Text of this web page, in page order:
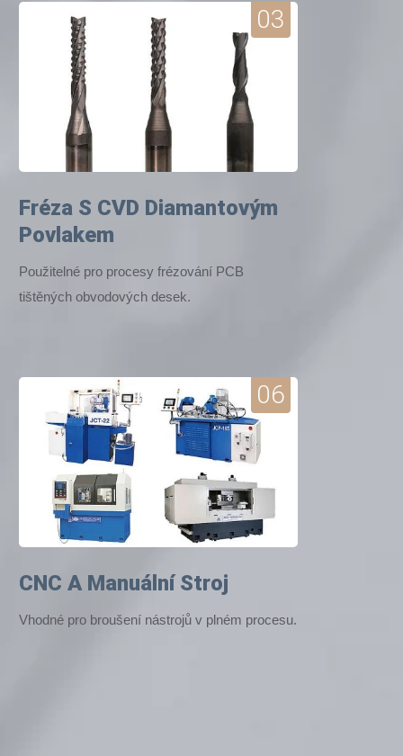
03
Fréza S CVD Diamantovým
Povlakem
Použitelné pro procesy frézování PCB
tištěných obvodových desek.
06
CNC A Manuální Stroj
Vhodné pro broušení nástrojů v plném procesu.